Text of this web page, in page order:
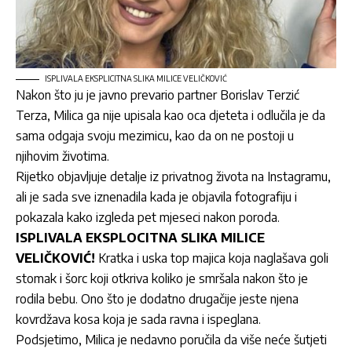
ISPLIVALA EKSPLICITNA SLIKA MILICE VELIČKOVIĆ
Nakon što ju je javno prevario partner Borislav Terzić
Terza, Milica ga nije upisala kao oca djeteta i odlučila je da
sama odgaja svoju mezimicu, kao da on ne postoji u
njihovim životima.
Rijetko objavljuje detalje iz privatnog života na Instagramu,
ali je sada sve iznenadila kada je objavila fotografiju i
pokazala kako izgleda pet mjeseci nakon poroda.
ISPLIVALA EKSPLOCITNA SLIKA MILICE
VELIČKOVIĆ! Kratka i uska top majica koja naglašava goli
stomak i šorc koji otkriva koliko je smršala nakon što je
rodila bebu. Ono što je dodatno drugačije jeste njena
kovrdžava kosa koja je sada ravna i ispeglana.
Podsjetimo, Milica je nedavno poručila da više neće šutjeti